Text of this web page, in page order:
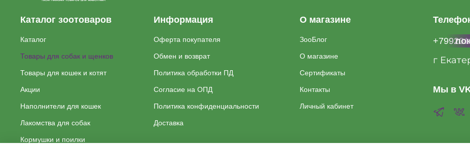
Каталог зоотоваров
Каталог
Товары для собак и щенков
Товары для кошек и котят
Акции
Наполнители для кошек
Лакомства для собак
Кормушки и поилки
Информация
Оферта покупателя
Обмен и возврат
Политика обработки ПД
Согласие на ОПД
Политика конфиденциальности
Доставка
О магазине
ЗооБлог
О магазине
Сертификаты
Контакты
Личный кабинет
г
Мы в